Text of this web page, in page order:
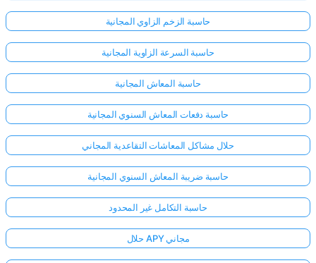
حاسبة الزخم الزاوي المجانية
حاسبة السرعة الزاوية المجانية
حاسبة المعاش المجانية
حاسبة دفعات المعاش السنوي المجانية
حلال مشاكل المعاشات التقاعدية المجاني
حاسبة ضريبة المعاش السنوي المجانية
حاسبة التكامل غير المحدود
حلال APY مجاني